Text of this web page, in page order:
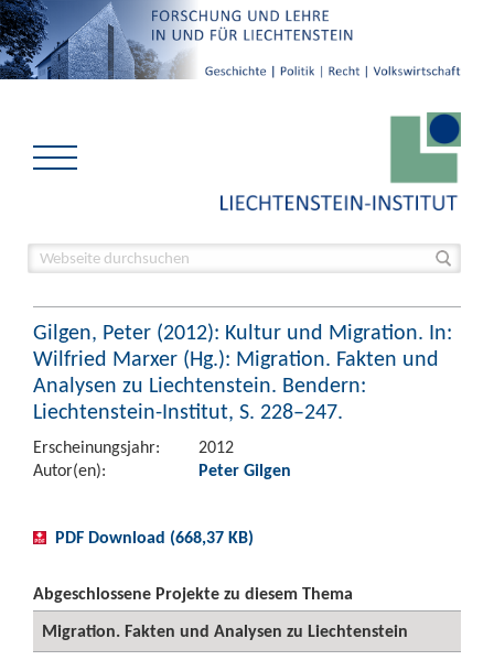
Gilgen, Peter (2012): Kultur und Migration. In:
Wilfried Marxer (Hg.): Migration. Fakten und
Analysen zu Liechtenstein. Bendern:
Liechtenstein-Institut, S. 228–247.
Erscheinungsjahr:
2012
Autor(en):
Peter Gilgen
PDF Download (668,37 KB)
Abgeschlossene Projekte zu diesem Thema
Migration. Fakten und Analysen zu Liechtenstein